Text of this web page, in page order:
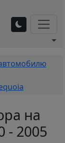
на
- 2005